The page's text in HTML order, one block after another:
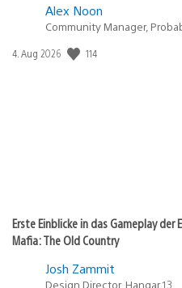
Alex Noon
Community Manager,
Veröffentlichungsdatum:
4. Aug 2026 114
Erste Einblicke in das Gameplay
Mafia: The Old Country
Josh Zammit
Design Director, Hangar 13